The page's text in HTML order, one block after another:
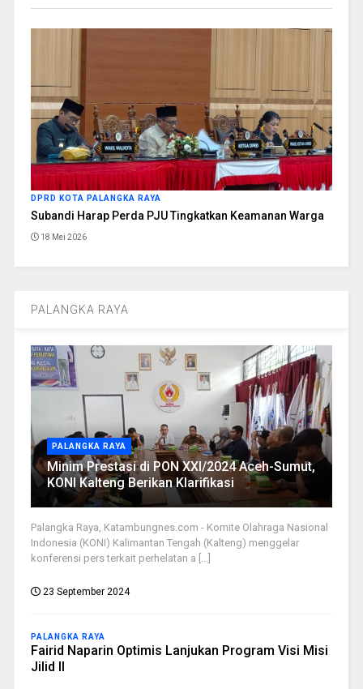
DPRD KOTA PALANGKA RAYA
Subandi Harap Perda PJU Tingkatkan Keamanan Warga
18 Mei 2026
PALANGKA RAYA
PALANGKA RAYA
Minim Prestasi di PON XXI/2024 Aceh-Sumut,
KONI Kalteng Berikan Klarifikasi
Palangka Raya, Katambungnes.com - Komite Olahraga Nasional
Indonesia (KONI) Kalimantan Tengah (Kalteng) menggelar
konferensi pers terkait perhelatan a [...]
23 September 2024
PALANGKA RAYA
Fairid Naparin Optimis Lanjukan Program Visi Misi
Jilid II